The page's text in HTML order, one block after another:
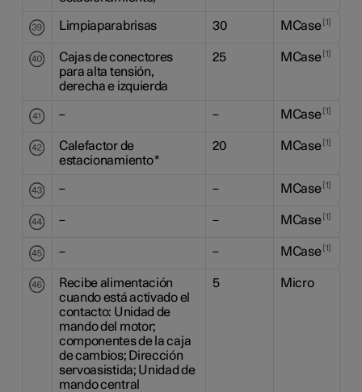
Limpiaparabrisas 30 MCase 1
Cajas de conectores
para alta tensión,
derecha e izquierda
25 MCase 1
– – MCase 1
Calefactor de
estacionamiento*
20 MCase 1
– – MCase 1
– – MCase 1
– – MCase 1
Recibe alimentación
cuando está activado el
contacto: Unidad de
mando del motor;
componentes de la caja
de cambios; Dirección
servoasistida; Unidad de
mando central
5 Micro